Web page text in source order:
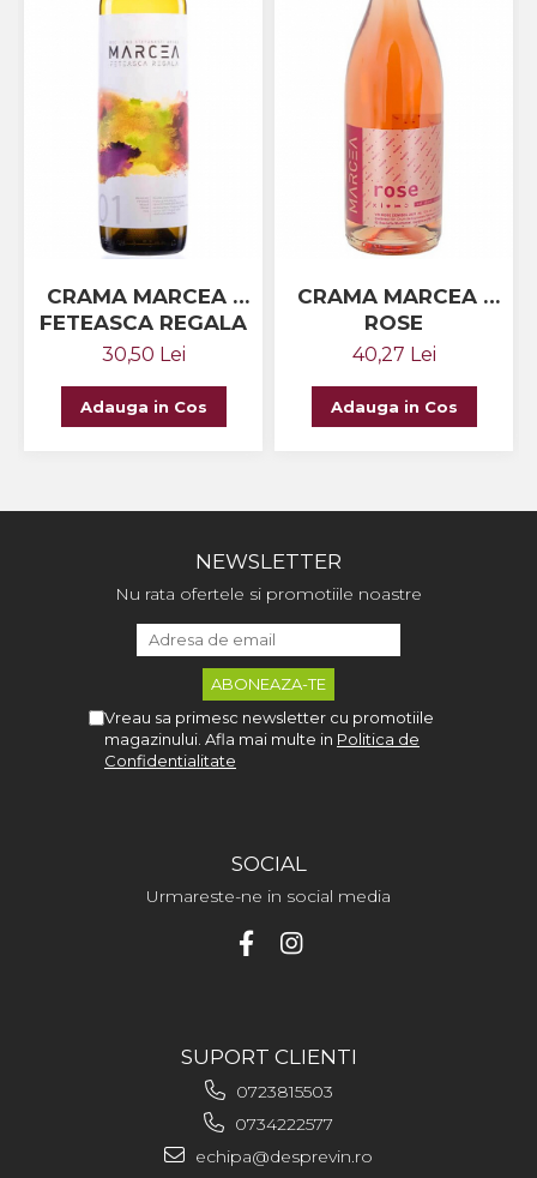
CRAMA MARCEA -
FETEASCA REGALA
30,50 Lei
Adauga in Cos
CRAMA MARCEA -
ROSE
40,27 Lei
Adauga in Cos
NEWSLETTER
Nu rata ofertele si promotiile noastre
Vreau sa primesc newsletter cu promotiile
magazinului. Afla mai multe in Politica de
Confidentialitate
SOCIAL
Urmareste-ne in social media
SUPORT CLIENTI
0723815503
0734222577
echipa@desprevin.ro